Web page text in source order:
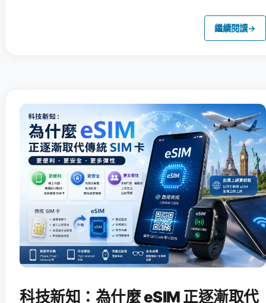
繼續閱讀→
科技新知：為什麼 eSIM 正逐漸取代